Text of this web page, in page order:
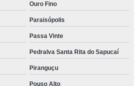
Ouro Fino
Paraisópolis
Passa Vinte
Pedralva Santa Rita do Sapucaí
Piranguçu
Pouso Alto